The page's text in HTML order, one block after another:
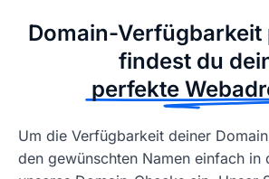
Domain-Verfügbarkeit
findest du
perfekte
Um die Verfügbarkeit deiner
den gewünschten Namen einfach in